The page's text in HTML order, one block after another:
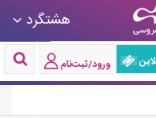
هشتگرد
ورود/ثبت‌نام